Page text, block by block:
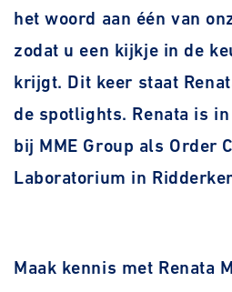
het woord aan één van
zodat u een kijkje in de
krijgt. Dit keer staat
de spotlights. Renata is
bij MME Group als Order
Laboratorium in
Maak kennis met Renata